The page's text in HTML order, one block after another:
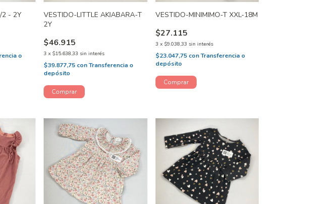
2 - 2Y
o
VESTIDO-LITTLE AKIABARA-T
2Y
$46.915
3 x $15.638,33 sin interés
$39.877,75 conTransferencia o
depósito
VESTIDO-MINIMIMO-T XXL-18M
$27.115
3 x $9.038,33 sin interés
$23.047,75 con Transferencia o
depósito